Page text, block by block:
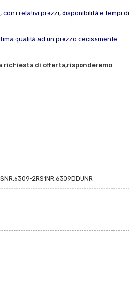
i relativi prezzi, disponibilità e tempi di
qualità ad un prezzo decisamente
richiesta di offerta,risponderemo
2RS1NR,6309DDUNR